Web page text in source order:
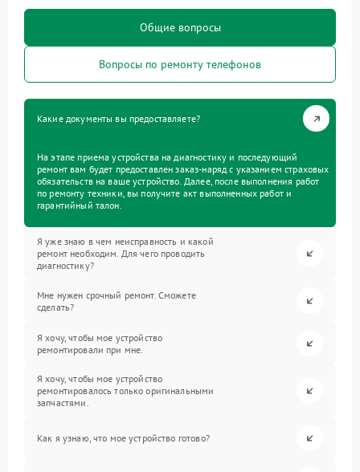
Общие вопросы
Вопросы по ремонту телефонов
Какие документы вы предоставляете?
На этапе приема устройства на диагностику и последующий
ремонт вам будет предоставлен заказ-наряд с указанием страховых
обязательств на ваше устройство. Далее, после выполнения работ
по ремонту техники, вы получите акт выполненных работ и
гарантийный талон.
Я уже знаю в чем неисправность и какой
ремонт необходим. Для чего проводить
диагностику?
Мне нужен срочный ремонт. Сможете
сделать?
Я хочу, чтобы мое устройство
ремонтировали при мне.
Я хочу, чтобы мое устройство
ремонтировалось только оригинальными
запчастями.
Как я узнаю, что мое устройство готово?